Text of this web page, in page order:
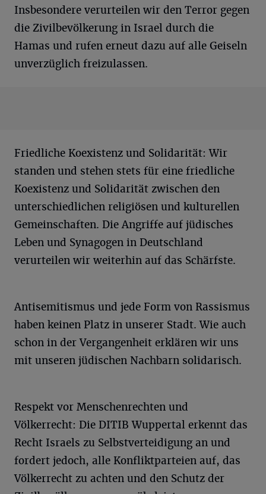
Insbesondere verurteilen wir den Terror gegen
die Zivilbevölkerung in Israel durch die
Hamas und rufen erneut dazu auf alle Geiseln
unverzüglich freizulassen.
Friedliche Koexistenz und Solidarität: Wir
standen und stehen stets für eine friedliche
Koexistenz und Solidarität zwischen den
unterschiedlichen religiösen und kulturellen
Gemeinschaften. Die Angriffe auf jüdisches
Leben und Synagogen in Deutschland
verurteilen wir weiterhin auf das Schärfste.
Antisemitismus und jede Form von Rassismus
haben keinen Platz in unserer Stadt. Wie auch
schon in der Vergangenheit erklären wir uns
mit unseren jüdischen Nachbarn solidarisch.
Respekt vor Menschenrechten und
Völkerrecht: Die DITIB Wuppertal erkennt das
Recht Israels zu Selbstverteidigung an und
fordert jedoch, alle Konfliktparteien auf, das
Völkerrecht zu achten und den Schutz der